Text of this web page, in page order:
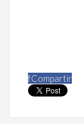
fCompartir